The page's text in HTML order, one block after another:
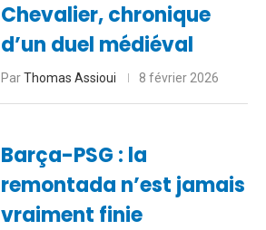
Chevalier, chronique
d’un duel médiéval
ParThomas Assioui 8 février 2026
Barça-PSG : la
remontada n’est jamais
vraiment finie